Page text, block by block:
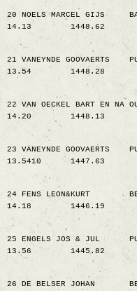
20 NOELS MARCEL GIJS
14.13
1448.62
21 VANEYNDE GOOVAERTS
13.54
1448.28
22 VAN OECKEL BART EN NA
14.20
1448.13
23 VANEYNDE GOOVAERTS
13.5410
1447.63
24 FENS LEON&KURT
14.18
1446.19
25 ENGELS JOS & JUL
13.56
1445.82
26 DE BELSER JOHAN